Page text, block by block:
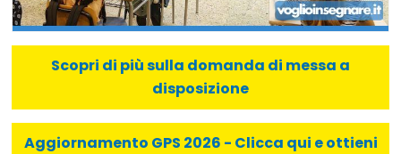
Scopri di più sulla domanda di messa a
disposizione
Aggiornamento GPS 2026 - Clicca qui e ottieni